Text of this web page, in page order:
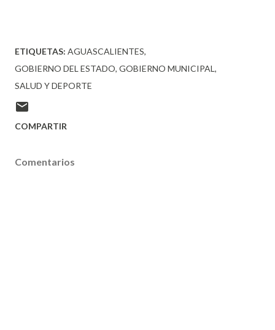
ETIQUETAS: AGUASCALIENTES
GOBIERNO DEL ESTADO GOBIERNO MUNICIPAL
SALUD Y DEPORTE
COMPARTIR
Comentarios